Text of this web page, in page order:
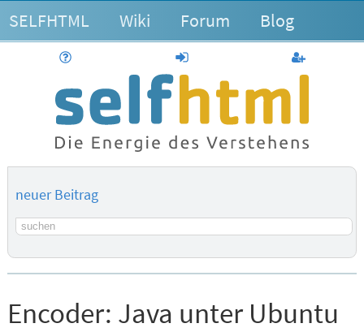
SELFHTML Wiki Forum Blog
anmelden
neuer Beitrag
Suchbegriff
Encoder: Java unter Ubuntu